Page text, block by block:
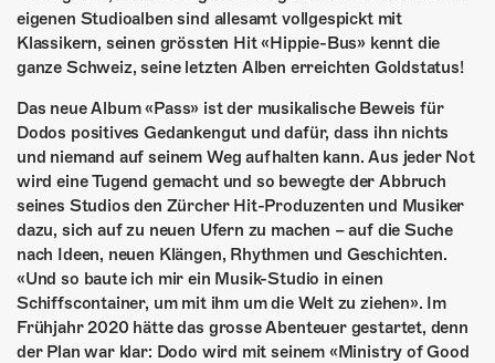
eigenen Studioalben sind allesamt vollgespickt mit
Klassikern, seinen grössten Hit «Hippie-Bus» kennt die
ganze Schweiz, seine letzten Alben erreichten Goldstatus!
Das neue Album «Pass» ist der musikalische Beweis für
Dodos positives Gedankengut und dafür, dass ihn nichts
und niemand auf seinem Weg aufhalten kann. Aus jeder Not
wird eine Tugend gemacht und so bewegte der Abbruch
seines Studios den Zürcher Hit-Produzenten und Musiker
dazu, sich auf zu neuen Ufern zu machen – auf die Suche
nach Ideen, neuen Klängen, Rhythmen und Geschichten.
«Und so baute ich mir ein Musik-Studio in einen
Schiffscontainer, um mit ihm um die Welt zu ziehen». Im
Frühjahr 2020 hätte das grosse Abenteuer gestartet, denn
der Plan war klar: Dodo wird mit seinem «Ministry of Good